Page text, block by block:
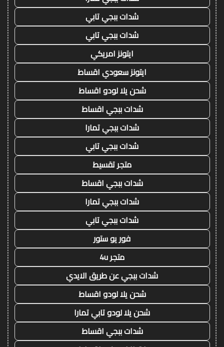
شدات ببجي تابي
شدات ببجي تابي
ايتونز امريكي
ايتونز سعودي اقساط
شحن يلا لودو اقساط
شدات ببجي اقساط
شدات ببجي تمارا
شدات ببجي تابي
متجر تقسيط
شدات ببجي اقساط
شدات ببجي تمارا
شدات ببجي تابي
فور يو ستور
متجر 4u
شدات ببجي عن طريق الايدي
شحن يلا لودو اقساط
شحن يلا لودو تابي تمارا
شدات ببجي اقساط